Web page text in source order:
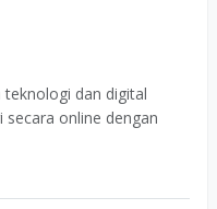
teknologi dan digital
secara online dengan